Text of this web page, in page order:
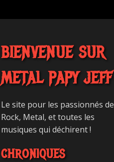
BIENVENUE SUR
METAL PAPY JEFF
Le site pour les passionnés de
Rock, Metal, et toutes les
musiques qui déchirent !
CHRONIQUES